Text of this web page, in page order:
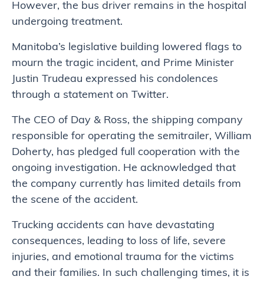
However, the bus driver remains in the hospital
undergoing treatment.
Manitoba’s legislative building lowered flags to
mourn the tragic incident, and Prime Minister
Justin Trudeau expressed his condolences
through a statement on Twitter.
The CEO of Day & Ross, the shipping company
responsible for operating the semitrailer, William
Doherty, has pledged full cooperation with the
ongoing investigation. He acknowledged that
the company currently has limited details from
the scene of the accident.
Trucking accidents can have devastating
consequences, leading to loss of life, severe
injuries, and emotional trauma for the victims
and their families. In such challenging times, it is